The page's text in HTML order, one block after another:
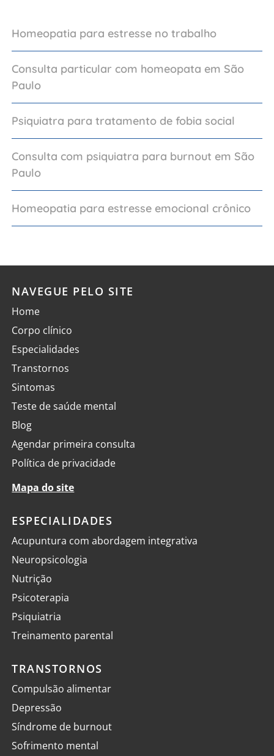
Homeopatia para estresse no trabalho
Consulta particular com homeopata em São
Paulo
Psiquiatra para tratamento de fobia social
Consulta com psiquiatra para burnout em São
Paulo
Homeopatia para estresse emocional crônico
NAVEGUE PELO SITE
Home
Corpo clínico
Especialidades
Transtornos
Sintomas
Teste de saúde mental
Blog
Agendar primeira consulta
Política de privacidade
Mapa do site
ESPECIALIDADES
Acupuntura com abordagem integrativa
Neuropsicologia
Nutrição
Psicoterapia
Psiquiatria
Treinamento parental
TRANSTORNOS
Compulsão alimentar
Depressão
Síndrome de burnout
Sofrimento mental